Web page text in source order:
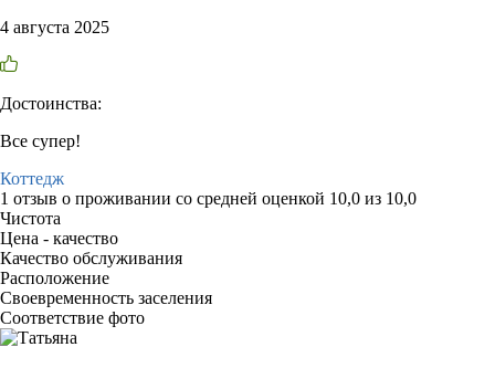
4 августа 2025
Достоинства:
Все супер!
Коттедж
1 отзыв о проживании со средней оценкой 10,0 из 10,0
Чистота
Цена - качество
Качество обслуживания
Расположение
Своевременность заселения
Соответствие фото